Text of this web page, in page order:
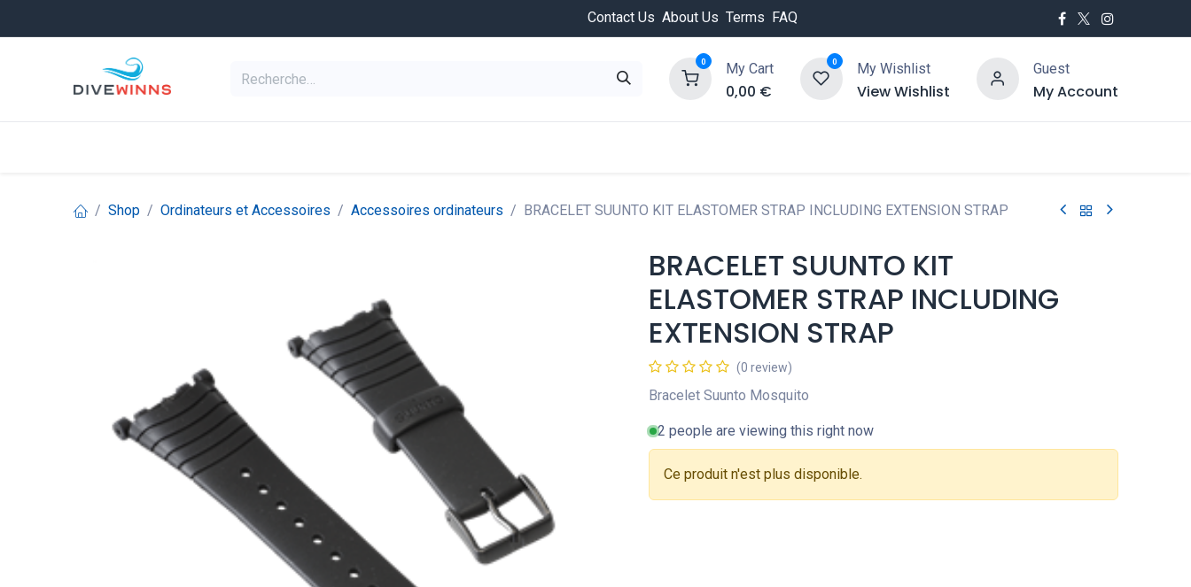
Contact Us About Us Terms FAQ
0 My Cart
0,00 €
0 My Wishlist
View Wishlist
Guest
My Account
HOT
Shop Ordinateurs et Accessoires Accessoires ordinateurs BRACELET SUUNTO KIT ELASTOMER STRAP INCLUDING EXTENSION STRAP
BRACELET SUUNTO KIT
ELASTOMER STRAP INCLUDING
EXTENSION STRAP
(0 review)
Bracelet Suunto Mosquito
2 people are viewing this right now
Ce produit n'est plus disponible.